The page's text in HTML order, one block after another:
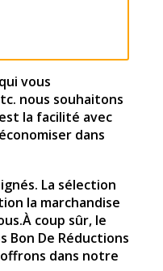
vous
nous souhaitons
la facilité avec
dans
La sélection
la marchandise
coup sûr, le
Bon De Réductions
dans notre